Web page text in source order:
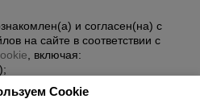
Техника
для
склада
и согласен(на) с
на сайте в соответствии с
, включая:
Cookie